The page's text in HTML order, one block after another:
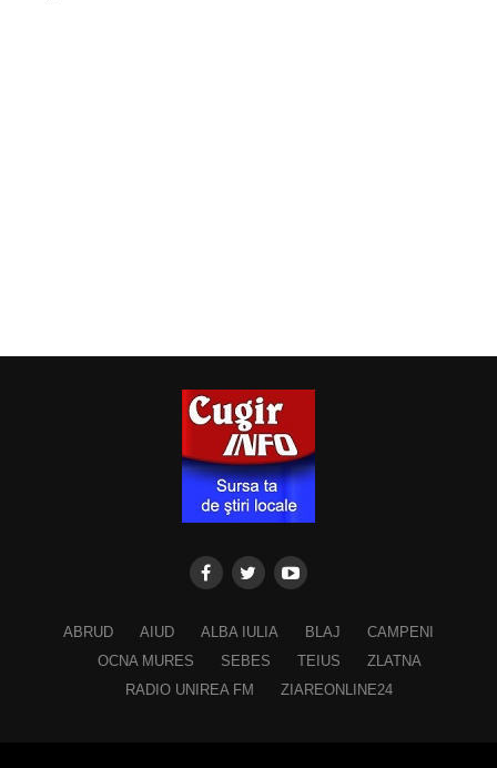
ABRUD AIUD ALBA IULIA BLAJ
CAMPENI
OCNA MURES
SEBES TEIUS
ZLATNA
RADIO UNIREA FM
ZIAREONLINE24